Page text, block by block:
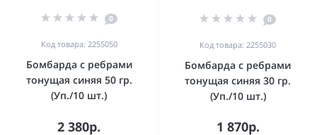
0
Код товара: 2255050
Бомбарда с ребрами
тонущая синяя 50 гр.
(Уп./10 шт.)
2 380р.
0
Код товара: 2255030
Бомбарда с ребрами
тонущая синяя 30 гр.
(Уп./10 шт.)
1 870р.